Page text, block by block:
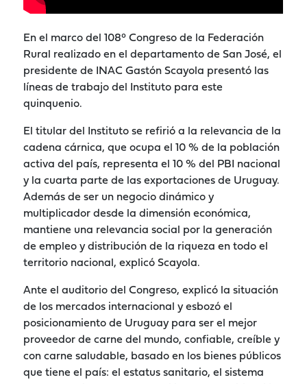
En el marco del 108° Congreso de la Federación
Rural realizado en el departamento de San José, el
presidente de INAC Gastón Scayola presentó las
líneas de trabajo del Instituto para este
quinquenio.
El titular del Instituto se refirió a la relevancia de la
cadena cárnica, que ocupa el 10 % de la población
activa del país, representa el 10 % del PBI nacional
y la cuarta parte de las exportaciones de Uruguay.
Además de ser un negocio dinámico y
multiplicador desde la dimensión económica,
mantiene una relevancia social por la generación
de empleo y distribución de la riqueza en todo el
territorio nacional, explicó Scayola.
Ante el auditorio del Congreso, explicó la situación
de los mercados internacional y esbozó el
posicionamiento de Uruguay para ser el mejor
proveedor de carne del mundo, confiable, creíble y
con carne saludable, basado en los bienes públicos
que tiene el país: el estatus sanitario, el sistema